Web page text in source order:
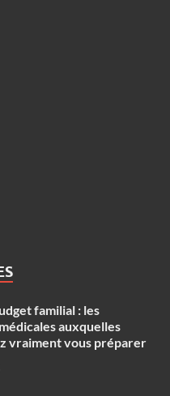
familial : les
auxquelles
vraiment vous préparer